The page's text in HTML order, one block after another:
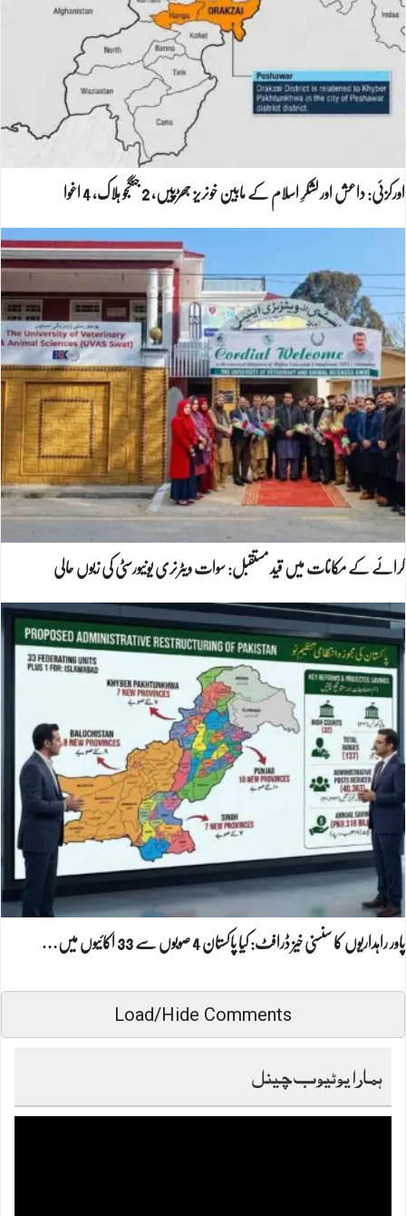
اورکزئی: داعش اور لشکرِ اسلام کے مابین خونریز جھڑپیں، 2 جنگجو ہلاک، 4 اغوا
کرائے کے مکانات میں قید مستقبل: سوات ویٹرنری یونیورسٹی کی زبوں حالی
پاور راہداریوں کا سنسنی خیز ڈرافٹ: کیا پاکستان 4 صوبوں سے 33 اکائیوں میں…
Load/Hide Comments
ہمارا یوٹیوب چینل